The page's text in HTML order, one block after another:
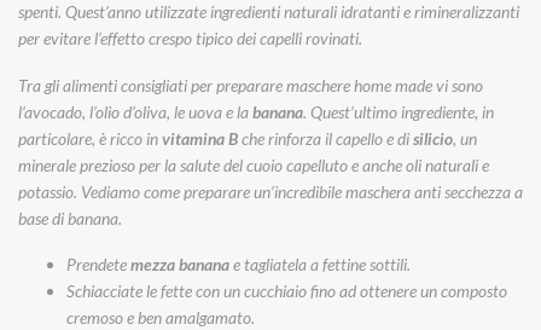
spenti. Quest’anno utilizzate ingredienti naturali idratanti e rimineralizzanti
per evitare l’effetto crespo tipico dei capelli rovinati.
Tra gli alimenti consigliati per preparare maschere home made vi sono
l’avocado, l’olio d’oliva, le uova e labanana. Quest’ultimo ingrediente, in
particolare, è ricco invitamina Bche rinforza il capello e disilicio, un
minerale prezioso per la salute del cuoio capelluto e anche oli naturali e
potassio. Vediamo come preparare un’incredibile maschera anti secchezza a
base di banana.
Prendetemezza bananae tagliatela a fettine sottili.
Schiacciate le fette con un cucchiaio fino ad ottenere un composto
cremoso e ben amalgamato.